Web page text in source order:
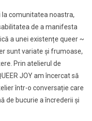
la comunitatea noastra,
de a manifesta
a unei existențe queer ~
sunt variate și frumoase,
Prin atelierul de
JOY am încercat să
într-o conversație care
de bucurie a încrederii și